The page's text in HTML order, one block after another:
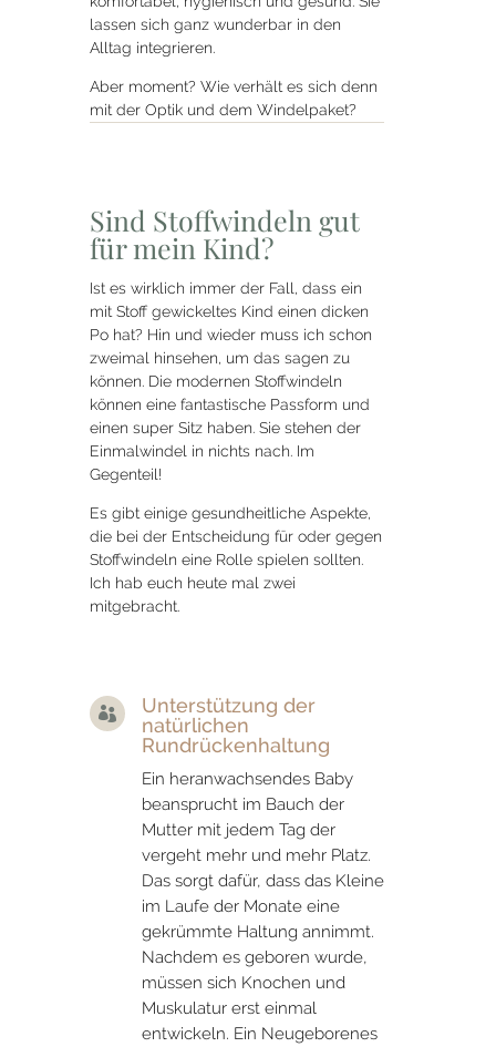
lassen sich ganz wunderbar in den
Alltag integrieren.
Aber moment? Wie verhält es sich denn
mit der Optik und dem Windelpaket?
Sind Stoffwindeln gut
für mein Kind?
Ist es wirklich immer der Fall, dass ein
mit Stoff gewickeltes Kind einen dicken
Po hat? Hin und wieder muss ich schon
zweimal hinsehen, um das sagen zu
können. Die modernen Stoffwindeln
können eine fantastische Passform und
einen super Sitz haben. Sie stehen der
Einmalwindel in nichts nach. Im
Gegenteil!
Es gibt einige gesundheitliche Aspekte,
die bei der Entscheidung für oder gegen
Stoffwindeln eine Rolle spielen sollten.
Ich hab euch heute mal zwei
mitgebracht.

Unterstützung der
natürlichen
Rundrückenhaltung
Ein heranwachsendes Baby
beansprucht im Bauch der
Mutter mit jedem Tag der
vergeht mehr und mehr Platz.
Das sorgt dafür, dass das Kleine
im Laufe der Monate eine
gekrümmte Haltung annimmt.
Nachdem es geboren wurde,
müssen sich Knochen und
Muskulatur erst einmal
entwickeln. Ein Neugeborenes